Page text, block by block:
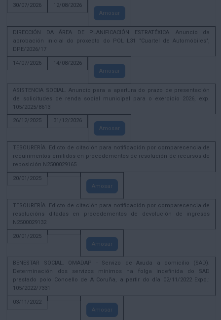
30/07/2026
12/08/2026
Amosar
DIRECCIÓN DA ÁREA DE PLANIFICACIÓN ESTRATÉXICA. Anuncio da
aprobación inicial do proxecto do POL L31 "Cuartel de Automóbiles",
DPE/2026/17
14/07/2026
14/08/2026
Amosar
ASISTENCIA SOCIAL. Anuncio para a apertura do prazo de presentación
de solicitudes de renda social municipal para o exercicio 2026, exp.
105/2025/8613
26/12/2025
31/12/2026
Amosar
TESOURERÍA. Edicto de citación para notificación por comparecencia de
requirimentos emitidos en procedementos de resolución de recursos de
reposición N2500029165
20/01/2025
Amosar
TESOURERÍA. Edicto de citación para notificación por comparecencia de
resolucións ditadas en procedementos de devolución de ingresos
N2500029132
20/01/2025
Amosar
BENESTAR SOCIAL. OMADAP - Servizo de Axuda a domicilio (SAD):
Determinación dos servizos mínimos na folga indefinida do SAD
prestado polo Concello de A Coruña, a partir do día 02/11/2022 Expd.:
105/2022/7331
03/11/2022
Amosar